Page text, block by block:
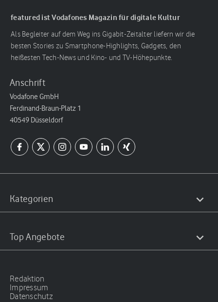
featured ist Vodafones Magazin für digitale Kultur
Als Begleiter auf dem Weg ins Gigabit-Zeitalter liefern wir die
besten Stories zu Smartphone-Highlights, Gadgets, den
heißesten Tech-News und Kino- und TV-Höhepunkte.
Anschrift
Vodafone GmbH
Ferdinand-Braun-Platz 1
40549 Düsseldorf
Kategorien
Top Angebote
Redaktion
Impressum
Datenschutz